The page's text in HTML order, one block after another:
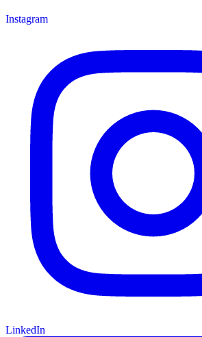
Instagram
LinkedIn